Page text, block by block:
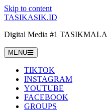
Skip to content
TASIKASIK.ID
Digital Media #1
MENU
TIKTOK
INSTAGRAM
YOUTUBE
FACEBOOK
GROUPS